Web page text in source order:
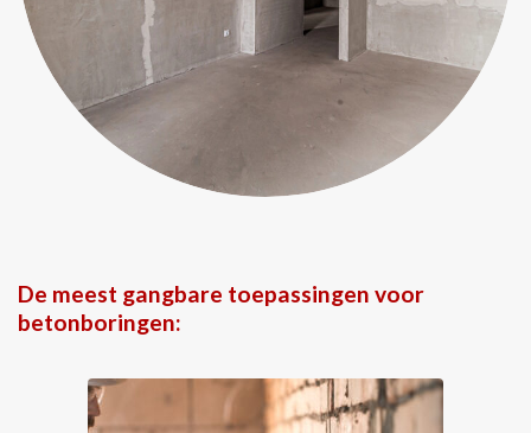
De meest gangbare toepassingen voor
betonboringen: